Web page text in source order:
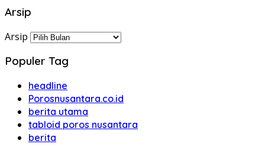
Arsip
Arsip
Populer Tag
headline
Porosnusantara.co.id
berita utama
tabloid poros nusantara
berita